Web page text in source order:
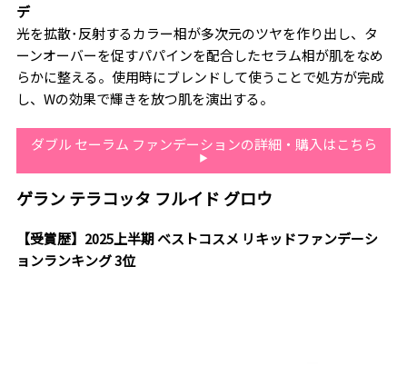
デ
光を拡散･反射するカラー相が多次元のツヤを作り出し、タ
ーンオーバーを促すパパインを配合したセラム相が肌をなめ
らかに整える。使用時にブレンドして使うことで処方が完成
し、Wの効果で輝きを放つ肌を演出する。
ダブル セーラム ファンデーションの詳細・購入はこちら
ゲラン テラコッタ フルイド グロウ
【受賞歴】2025上半期 ベストコスメ リキッドファンデーシ
ョンランキング 3位